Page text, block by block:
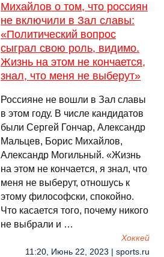
Михайлов о том, что россиян
не включили в Зал славы:
«Политический вопрос
сыграл свою роль, видимо.
Жизнь на этом не кончается,
знал, что меня не выберут»
Россияне не вошли в Зал славы
в этом году. В числе кандидатов
были Сергей Гончар, Александр
Мальцев, Борис Михайлов,
Александр Могильный. «Жизнь
на этом не кончается, я знал, что
меня не выберут, отношусь к
этому философски, спокойно.
Что касается того, почему никого
не выбрали и …
Хоккей
11:20, Июнь 22, 2023 | sports.ru